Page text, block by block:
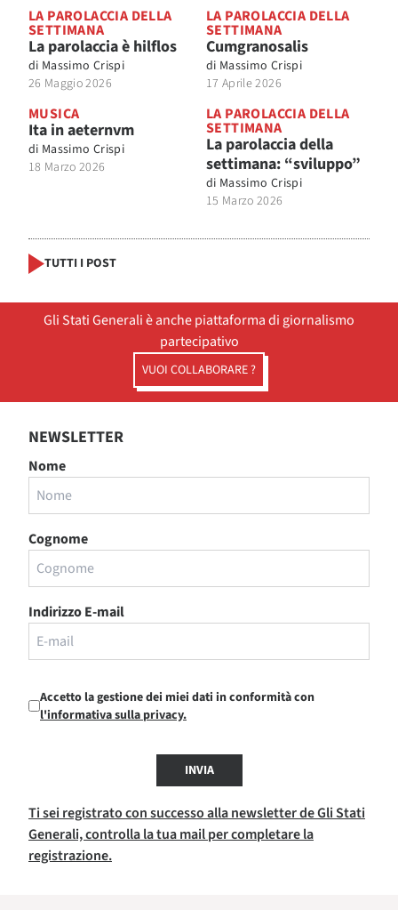
LA PAROLACCIA DELLA
SETTIMANA
La parolaccia è hilflos
di Massimo Crispi
26 Maggio 2026
LA PAROLACCIA DELLA
SETTIMANA
Cumgranosalis
di Massimo Crispi
17 Aprile 2026
MUSICA
Ita in aeternvm
di Massimo Crispi
18 Marzo 2026
LA PAROLACCIA DELLA
SETTIMANA
La parolaccia della
settimana: “sviluppo”
di Massimo Crispi
15 Marzo 2026
TUTTI I POST
Gli Stati Generali è anche piattaforma di giornalismo
partecipativo
VUOI COLLABORARE ?
NEWSLETTER
Nome
Cognome
Indirizzo E-mail
Accetto la gestione dei miei dati in conformità con
l'informativa sulla privacy.
INVIA
Ti sei registrato con successo alla newsletter de Gli Stati
Generali, controlla la tua mail per completare la
registrazione.